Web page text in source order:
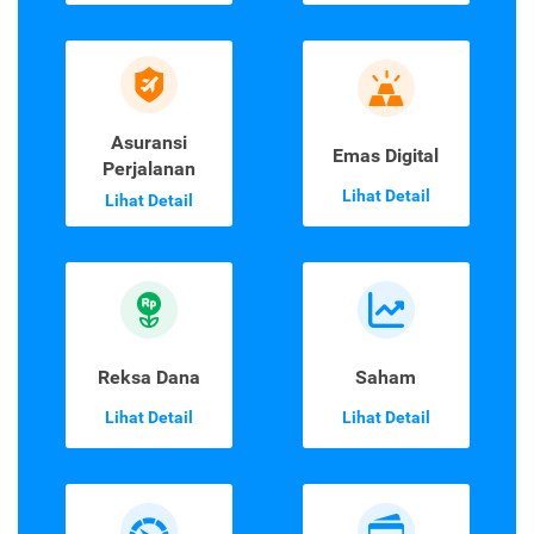
Asuransi
Perjalanan
Lihat Detail
Emas Digital
Lihat Detail
Reksa Dana
Lihat Detail
Saham
Lihat Detail